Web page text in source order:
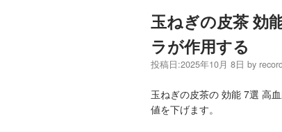
玉ねぎの皮茶 効
ラが作用する
投稿日:2025年10月 8日 by
玉ねぎの皮茶の 効能 7選 高
値を下げます。